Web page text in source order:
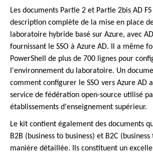
Les documents Partie 2 et Partie 2bis AD
description complète de la mise en place
laboratoire hybride basé sur Azure, avec
fournissant le SSO à Azure AD. Il a même
PowerShell de plus de 700 lignes pour
l'environnement du laboratoire. Un
comment configurer le SSO vers Azure AD
service de fédération open-source utilisé
établissements d'enseignement supérieur.
Le kit contient également des documents
B2B (business to business) et B2C
manière détaillée. Ils constituent un